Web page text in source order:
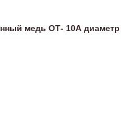
медь ОТ- 10А диаметр